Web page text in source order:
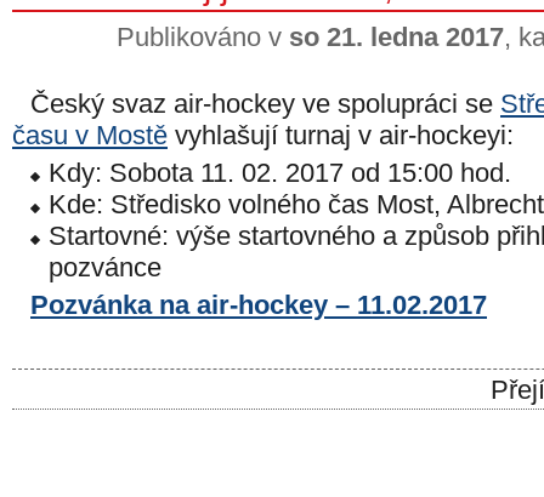
Publikováno v so 21. ledna 2017,
Český svaz air-hockey ve spolupráci se
času v Mostě vyhlašují turnaj v air-hockeyi:
Kdy: Sobota 11. 02. 2017 od 15:00 hod.
Kde: Středisko volného čas Most,
Startovné: výše startovného a způsob
pozvánce
Pozvánka na air-hockey – 11.02.2017